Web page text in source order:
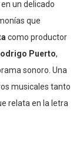
en un delicado
que
como productor
Puerto,
sonoro. Una
musicales tanto
relata en la letra